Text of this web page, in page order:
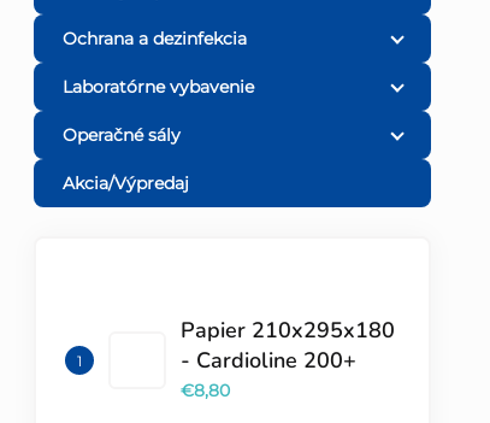
Ochrana a dezinfekcia
Laboratórne vybavenie
Operačné sály
Akcia/Výpredaj
Papier 210x295x180
- Cardioline 200+
€8,80